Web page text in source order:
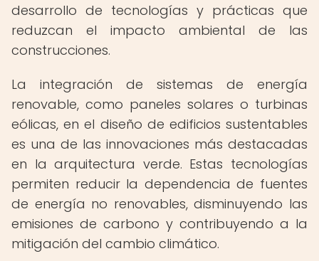
desarrollo de tecnologías y prácticas que
reduzcan el impacto ambiental de las
construcciones.
La integración de sistemas de energía
renovable, como paneles solares o turbinas
eólicas, en el diseño de edificios sustentables
es una de las innovaciones más destacadas
en la arquitectura verde. Estas tecnologías
permiten reducir la dependencia de fuentes
de energía no renovables, disminuyendo las
emisiones de carbono y contribuyendo a la
mitigación del cambio climático.